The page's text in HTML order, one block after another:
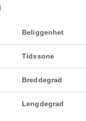
Beliggenhet
Tidssone
Breddegrad
Lengdegrad